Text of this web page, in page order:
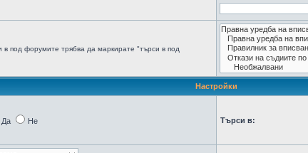
под форумите трябва да маркирате "търси в под
Настройки
Да Не Търси в: